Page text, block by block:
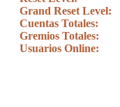
Grand Reset Level:
Cuentas Totales:
Gremios Totales:
Usuarios Online: